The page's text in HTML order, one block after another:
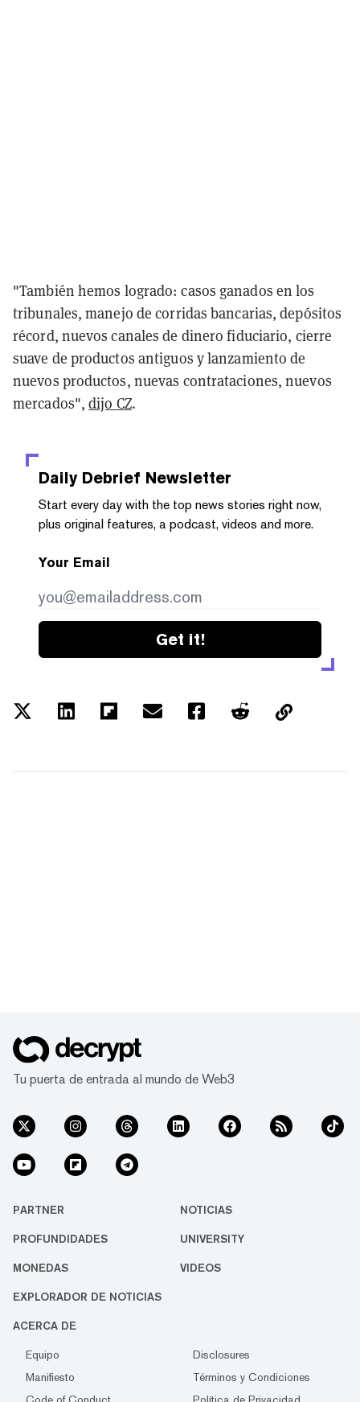
"También hemos logrado: casos ganados en los
tribunales, manejo de corridas bancarias, depósitos
récord, nuevos canales de dinero fiduciario, cierre
suave de productos antiguos y lanzamiento de
nuevos productos, nuevas contrataciones, nuevos
mercados",dijo CZ.
Daily Debrief Newsletter
Start every day with the top news stories right now,
plus original features, a podcast, videos and more.
Your Email
Get it!
Tu puerta de entrada al mundo de Web3
PARTNER NOTICIAS
PROFUNDIDADES UNIVERSITY
MONEDAS VIDEOS
EXPLORADOR DE NOTICIAS
ACERCA DE
Equipo
Disclosures
Manifiesto
Términos y Condiciones